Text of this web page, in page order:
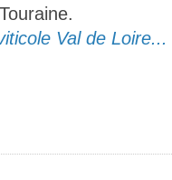
Val de Loire...